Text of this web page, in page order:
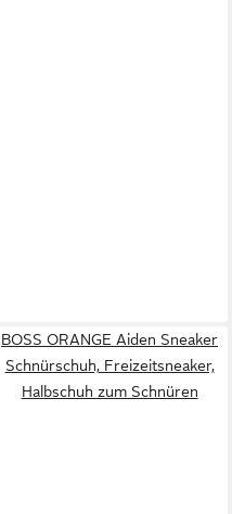
BOSS ORANGE Aiden Sneaker
Schnürschuh, Freizeitsneaker,
Halbschuh zum Schnüren